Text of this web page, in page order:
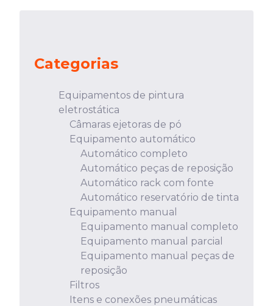
Categorias
Equipamentos de pintura
eletrostática
Câmaras ejetoras de pó
Equipamento automático
Automático completo
Automático peças de reposição
Automático rack com fonte
Automático reservatório de tinta
Equipamento manual
Equipamento manual completo
Equipamento manual parcial
Equipamento manual peças de
reposição
Filtros
Itens e conexões pneumáticas